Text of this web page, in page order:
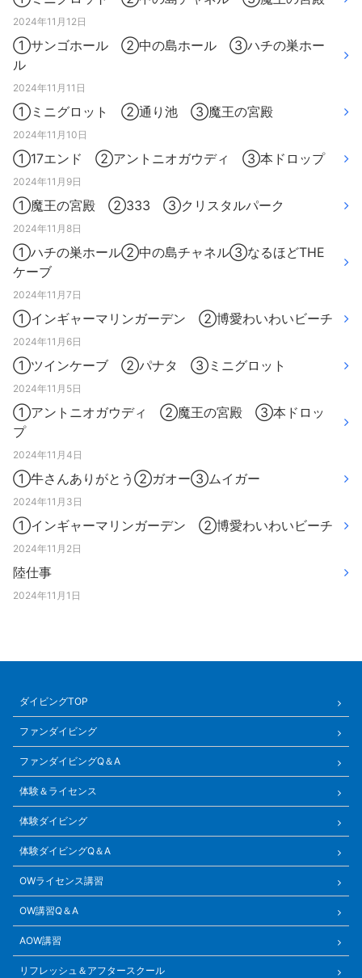
2024年11月12日
①サンゴホール ②中の島ホール ③ハチの巣ホー
ル
2024年11月11日
①ミニグロット ②通り池 ③魔王の宮殿
2024年11月10日
①17エンド ②アントニオガウディ ③本ドロップ
2024年11月9日
①魔王の宮殿 ②333 ③クリスタルパーク
2024年11月8日
①ハチの巣ホール②中の島チャネル③なるほどTHE
ケーブ
2024年11月7日
①インギャーマリンガーデン ②博愛わいわいビーチ
2024年11月6日
①ツインケーブ ②パナタ ③ミニグロット
2024年11月5日
①アントニオガウディ ②魔王の宮殿 ③本ドロッ
プ
2024年11月4日
①牛さんありがとう②ガオー③ムイガー
2024年11月3日
①インギャーマリンガーデン ②博愛わいわいビーチ
2024年11月2日
陸仕事
2024年11月1日
ダイビングTOP
ファンダイビング
ファンダイビングQ＆A
体験＆ライセンス
体験ダイビング
体験ダイビングQ＆A
OWライセンス講習
OW講習Q＆A
AOW講習
リフレッシュ＆アフタースクール